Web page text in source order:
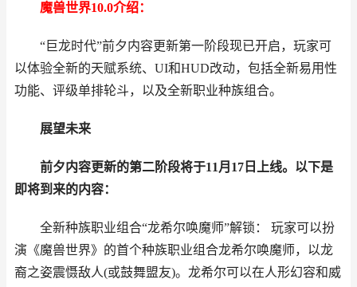
魔兽世界10.0介绍：
“巨龙时代”前夕内容更新第一阶段现已开启，玩家可
以体验全新的天赋系统、UI和HUD改动，包括全新易用性
功能、评级单排轮斗，以及全新职业种族组合。
展望未来
前夕内容更新的第二阶段将于11月17日上线。以下是
即将到来的内容：
全新种族职业组合“龙希尔唤魔师”解锁： 玩家可以扮
演《魔兽世界》的首个种族职业组合龙希尔唤魔师，以龙
裔之姿震慑敌人(或鼓舞盟友)。龙希尔可以在人形幻容和威